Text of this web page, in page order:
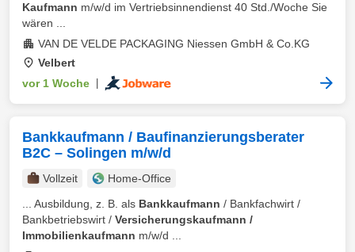
Kaufmann m/w/d im Vertriebsinnendienst 40 Std./Woche Sie
wären ...
VAN DE VELDE PACKAGING Niessen GmbH & Co.KG
Velbert
vor 1 Woche
Bankkaufmann / Baufinanzierungsberater
B2C – Solingen m/w/d
Vollzeit
Home-Office
... Ausbildung, z. B. als Bankkaufmann / Bankfachwirt /
Bankbetriebswirt / Versicherungskaufmann /
Immobilienkaufmann m/w/d ...